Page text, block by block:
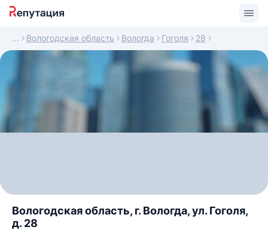
Вологодская область Вологда Гоголя 28
Вологодская область, г. Вологда, ул. Гоголя,
д. 28